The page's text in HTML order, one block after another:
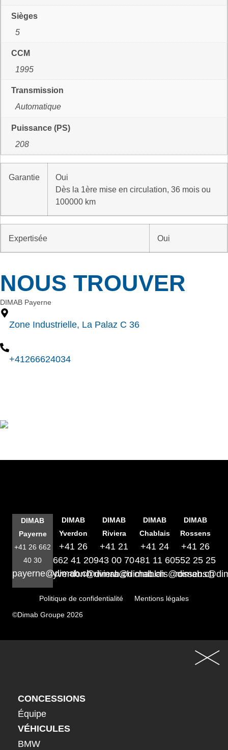
Sièges
5
CCM
1995
Transmission
Automatique
Puissance (PS)
208
Garantie
Oui
Dès la 1ère mise en circulation, 36 mois ou
100000 km
Expertisée Oui
NOUS TROUVER
DIMAB Payerne
Zone Industrielle, La Palaz C 36
+41266624034
DIMAB
Payerne
+41 26 662
40 30
payerne@dimab.ch
DIMAB
Yverdon
+41 26
662 41 20
yverdon@dimab.ch
DIMAB
Riviera
+41 21
943 00 70
riviera@dimab.ch
DIMAB
Chablais
+41 24
481 11 60
chablais@dimab.ch
DIMAB
Rossens
+41 26
552 25 25
Politique de confidentialité
Mentions légales
©Dimab Groupe 2026
CONCESSIONS
Équipe
VÉHICULES
BMW